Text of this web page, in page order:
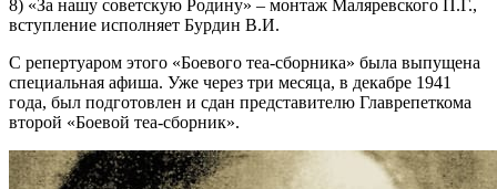
8) «За нашу советскую Родину» – монтаж Маляревского П.Г.,
вступление исполняет Бурдин В.И.
С репертуаром этого «Боевого теа-сборника» была выпущена
специальная афиша. Уже через три месяца, в декабре 1941
года, был подготовлен и сдан представителю Главрепеткома
второй «Боевой теа-сборник».